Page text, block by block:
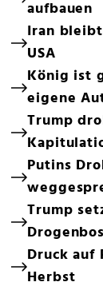
aufbauen
Iran
USA
König ist
eigene
Trump
Putins
Trump
Druck
Herbst